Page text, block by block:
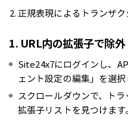
正規表現によるトランザ
1. URL内の拡張子で除外
Site24x7にログインし、
ェント設定の編集」を選択
スクロールダウンで、ト
拡張子リストを見つけます。